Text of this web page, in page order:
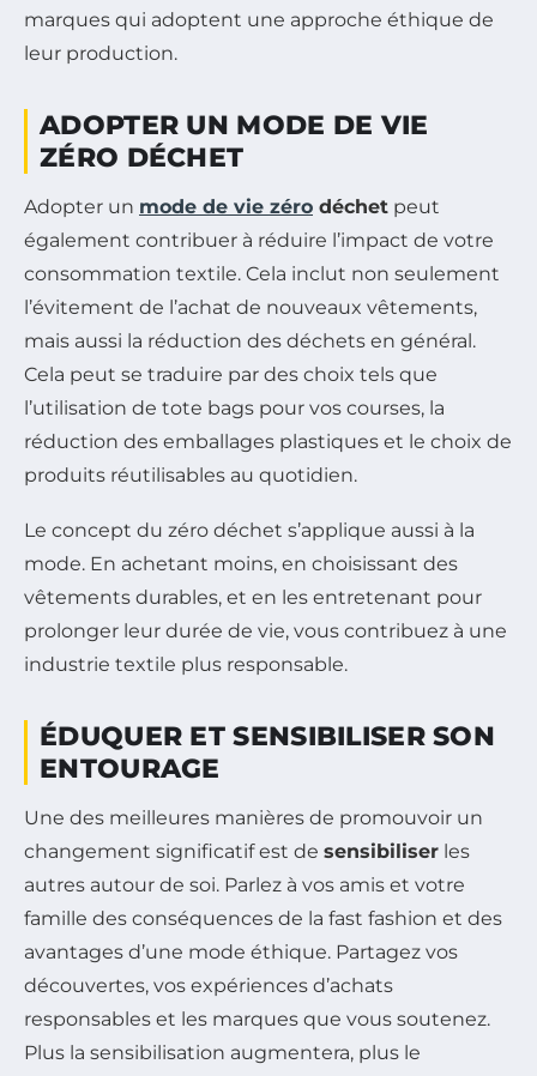
marques qui adoptent une approche éthique de
leur production.
ADOPTER UN MODE DE VIE
ZÉRO DÉCHET
Adopter un mode de vie zéro déchet peut
également contribuer à réduire l’impact de votre
consommation textile. Cela inclut non seulement
l’évitement de l’achat de nouveaux vêtements,
mais aussi la réduction des déchets en général.
Cela peut se traduire par des choix tels que
l’utilisation de tote bags pour vos courses, la
réduction des emballages plastiques et le choix de
produits réutilisables au quotidien.
Le concept du zéro déchet s’applique aussi à la
mode. En achetant moins, en choisissant des
vêtements durables, et en les entretenant pour
prolonger leur durée de vie, vous contribuez à une
industrie textile plus responsable.
ÉDUQUER ET SENSIBILISER SON
ENTOURAGE
Une des meilleures manières de promouvoir un
changement significatif est de sensibiliser les
autres autour de soi. Parlez à vos amis et votre
famille des conséquences de la fast fashion et des
avantages d’une mode éthique. Partagez vos
découvertes, vos expériences d’achats
responsables et les marques que vous soutenez.
Plus la sensibilisation augmentera, plus le